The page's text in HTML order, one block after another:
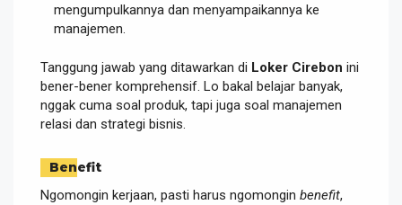
mengumpulkannya dan menyampaikannya ke
manajemen.
Tanggung jawab yang ditawarkan di Loker Cirebon ini
bener-bener komprehensif. Lo bakal belajar banyak,
nggak cuma soal produk, tapi juga soal manajemen
relasi dan strategi bisnis.
Benefit
Ngomongin kerjaan, pasti harus ngomongin benefit,